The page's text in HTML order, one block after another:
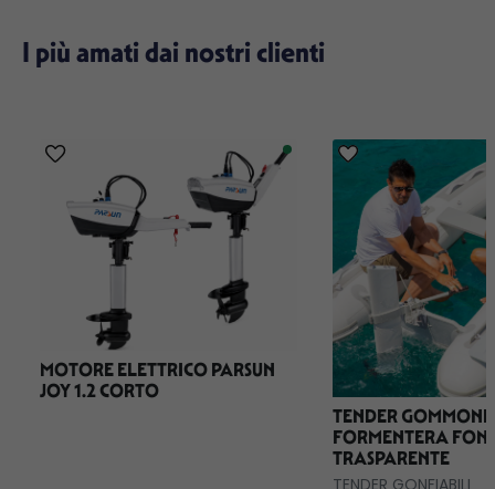
I più amati dai nostri clienti
MOTORE ELETTRICO PARSUN
JOY 1.2 CORTO
TENDER
FORMENTERA
TRASPARENTE